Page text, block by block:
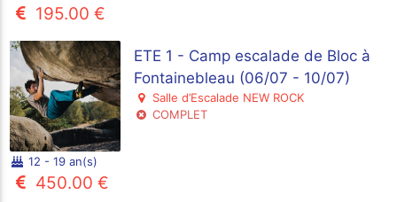
195.00 €
ETE 1 - Camp escalade de Bloc à
Fontainebleau (06/07 - 10/07)
Salle d’Escalade NEW ROCK
COMPLET
12 - 19 an(s)
450.00 €